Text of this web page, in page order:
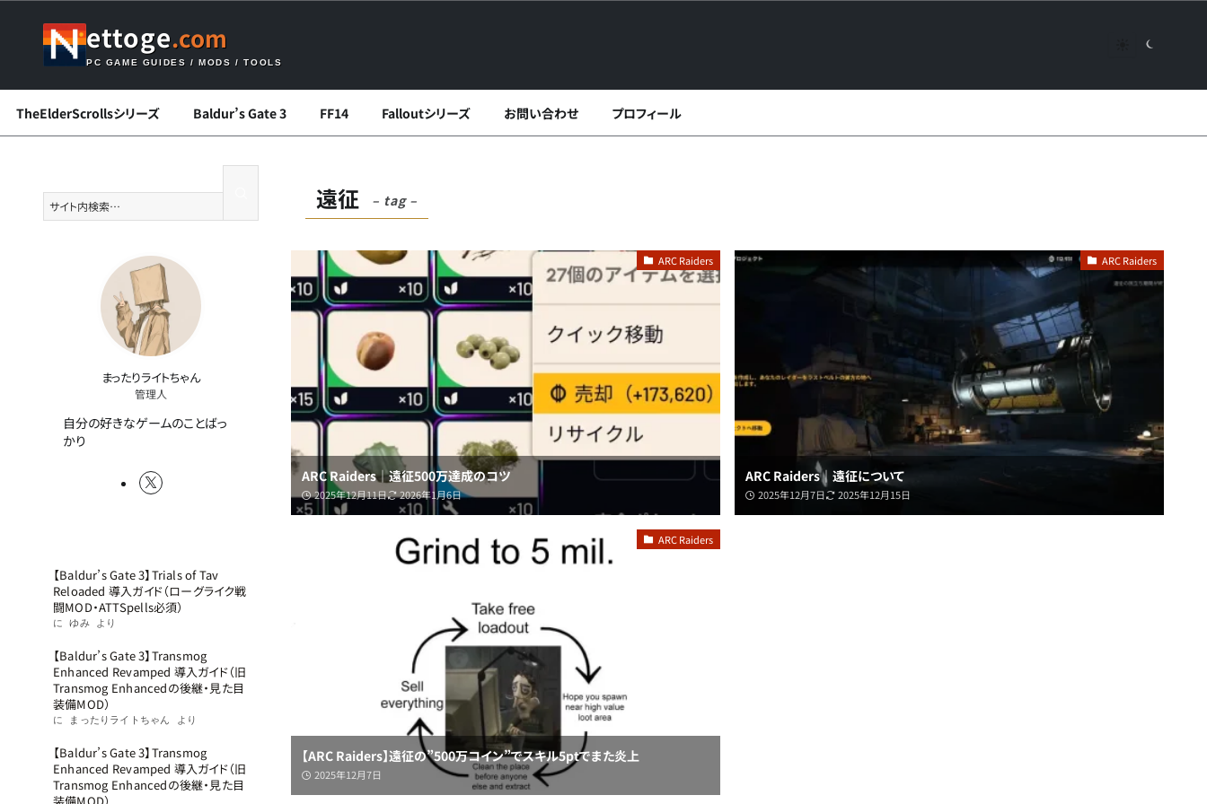
ettoge.com
PC GAME GUIDES / MODS / TOOLS
TheElderScrollsシリーズ Baldur’s Gate 3 FF14 Falloutシリーズ お問い合わせ プロフィール
遠征 – tag –
ARC Raiders
ARC Raiders｜遠征500万達成のコツ
2025年12月11日 2026年1月6日
ARC Raiders
ARC Raiders｜遠征について
2025年12月7日 2025年12月15日
ARC Raiders
【ARC Raiders】遠征の”500万コイン”でスキル5ptでまた炎上
2025年12月7日
まったりライトちゃん
管理人
自分の好きなゲームのことばっ
かり
【Baldur’s Gate 3】Trials of Tav
Reloaded 導入ガイド（ローグライク戦
闘MOD・ATTSpells必須）
にゆみより
【Baldur’s Gate 3】Transmog
Enhanced Revamped 導入ガイド（旧
Transmog Enhancedの後継・見た目
装備MOD）
に まったりライトちゃん より
【Baldur’s Gate 3】Transmog
Enhanced Revamped 導入ガイド（旧
Transmog Enhancedの後継・見た目
装備MOD）